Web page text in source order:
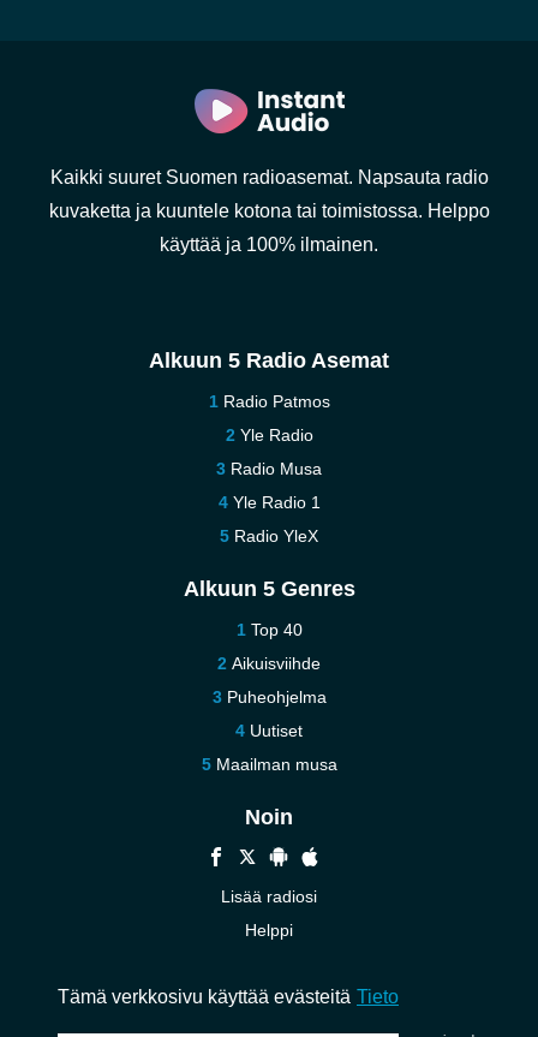
Kaikki suuret Suomen radioasemat. Napsauta radio
kuvaketta ja kuuntele kotona tai toimistossa. Helppo
käyttää ja 100% ilmainen.
Alkuun 5 Radio Asemat
Radio Patmos
Yle Radio
Radio Musa
Yle Radio 1
Radio YleX
Alkuun 5 Genres
Top 40
Aikuisviihde
Puheohjelma
Uutiset
Maailman musa
Noin
Lisää radiosi
Helppi
Tämä verkkosivu käyttää evästeitä Tieto